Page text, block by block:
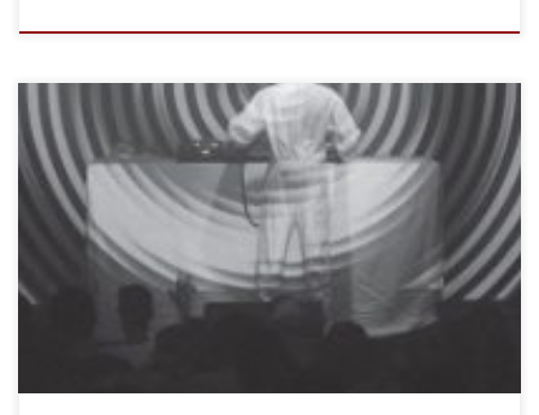
Cuando hace unos quince años escribí el ensayo De ruidos y baile
sobre los orígenes de la música electrónica (Primer Premio de
Ensayo Cincuentenario de la Facultad de Filosofía y Letras de la
Universidad de Navarra, 2006), poca bibliografía existía sobre la
música tecno, y era preciso bucear en la […]